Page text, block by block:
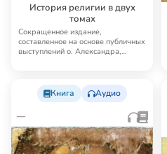
История религии в двух
томах
Сокращенное издание,
составленное на основе публичных
выступлений о. Александра,
Книга Аудио
—